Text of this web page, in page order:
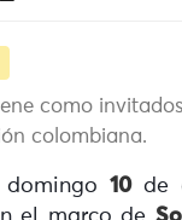
como
colombiana.
domingo10de